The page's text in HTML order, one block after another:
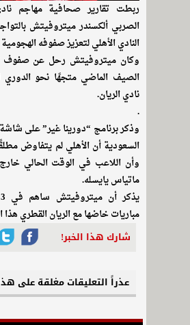
ربطت تقارير صحافية مهاجم
الصربي ألكسندر ميتروفيتش
النادي الأهلي لتعزيز صفوفه
وكان ميتروفيتش رحل عن صفوف
الصيف الماضي متجهًا نحو الدوري
نادي الريان.
.
وذكر برنامج “دورينا غير” على شاشة
السعودية أن الأهلي لم يتفاوض
وأن اللاعب في الوقت الحالي
ماتياس يايسله.
مباريات خاضها مع الريان القطري هذا
شارك هذا الخبر!
عذراً التعليقات مغلقة على